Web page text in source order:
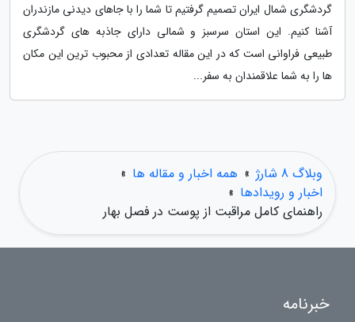
گردشگری شمال ایران تصمیم گرفتیم تا شما را با جاهای دیدنی مازندران
آشنا کنیم. این استان سرسبز و شمالی دارای جاذبه های گردشگری
طبیعی فراوانی است که در این مقاله تعدادی از محبوب ترین این مکان
ها را به شما علاقمندان به سفر...
وبلاگ 8 شارژ » همه اخبار و مقاله ها »
اخبار و رویدادها »
راهنمای کامل مراقبت از پوست در فصل بهار
خبرنامه